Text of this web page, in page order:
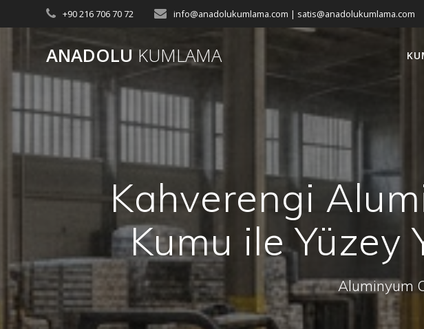
to
+90 216 706 70 72 info@anadolukumlama.com | satis@anadolukumlama.com
ANADOLU KUMLAMA
Kahverengi
Kumu ile Yüzey
Aluminyum